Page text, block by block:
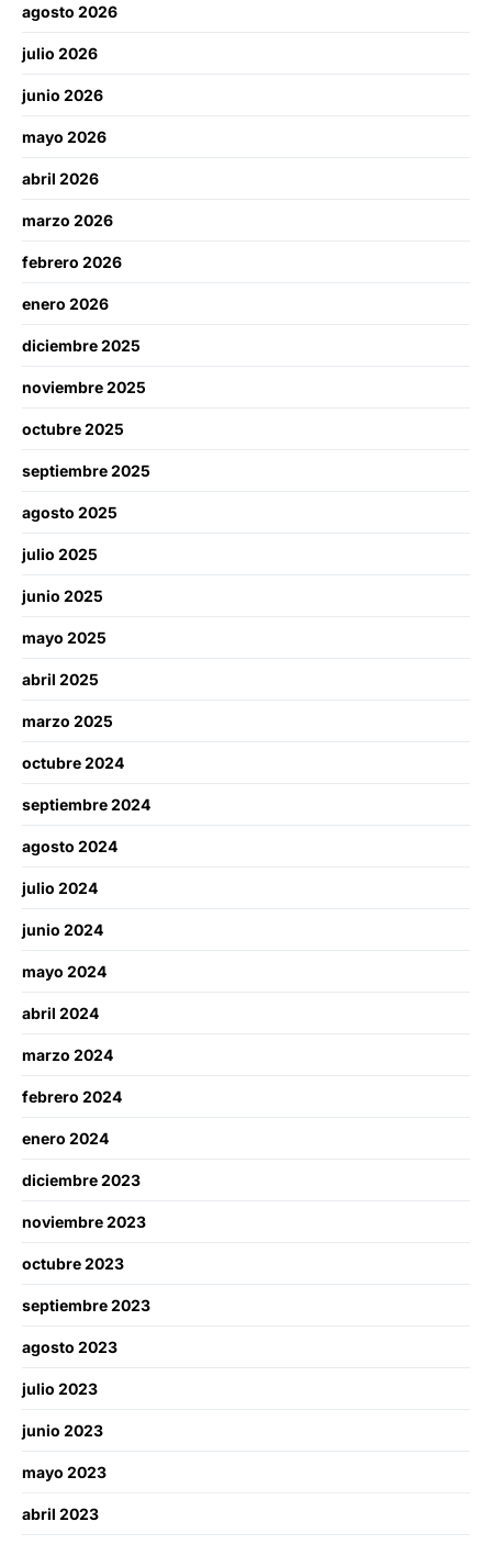
agosto 2026
julio 2026
junio 2026
mayo 2026
abril 2026
marzo 2026
febrero 2026
enero 2026
diciembre 2025
noviembre 2025
octubre 2025
septiembre 2025
agosto 2025
julio 2025
junio 2025
mayo 2025
abril 2025
marzo 2025
octubre 2024
septiembre 2024
agosto 2024
julio 2024
junio 2024
mayo 2024
abril 2024
marzo 2024
febrero 2024
enero 2024
diciembre 2023
noviembre 2023
octubre 2023
septiembre 2023
agosto 2023
julio 2023
junio 2023
mayo 2023
abril 2023